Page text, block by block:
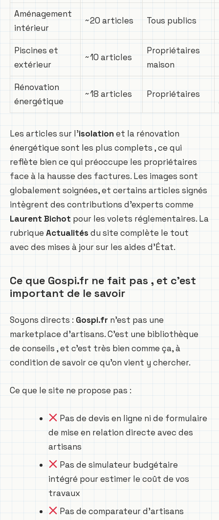
Aménagement
intérieur
~20 articles Tous publics
Piscines et
extérieur
~10 articles
Propriétaires
maison
Rénovation
énergétique
~18 articles Propriétaires
Les articles sur l’isolationet la rénovation
énergétique sont les plus complets , ce qui
reflète bien ce qui préoccupe les propriétaires
face à la hausse des factures. Les images sont
globalement soignées, et certains articles signés
intègrent des contributions d’experts comme
Laurent Bichot pour les volets réglementaires. La
rubrique Actualités du site complète le tout
avec des mises à jour sur les aides d’État.
Ce que Gospi.fr ne fait pas , et c’est
important de le savoir
Soyons directs : Gospi.fr n’est pas une
marketplace d’artisans. C’est une bibliothèque
de conseils , et c’est très bien comme ça, à
condition de savoir ce qu’on vient y chercher.
Ce que le site ne propose pas :
Pas de devis en ligne ni de formulaire
de mise en relation directe avec des
artisans
Pas de simulateur budgétaire
intégré pour estimer le coût de vos
travaux
Pas de comparateur d’artisans